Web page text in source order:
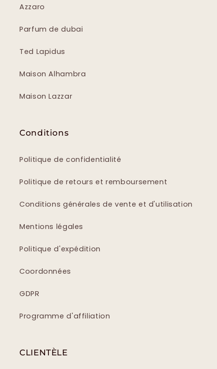
Azzaro
Parfum de dubai
Ted Lapidus
Maison Alhambra
Maison Lazzar
Conditions
Politique de confidentialité
Politique de retours et remboursement
Conditions générales de vente et d'utilisation
Mentions légales
Politique d'expédition
Coordonnées
GDPR
Programme d'affiliation
CLIENTÈLE